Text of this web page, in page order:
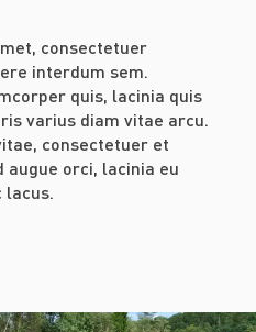
consectetuer
interdum sem.
quis, lacinia quis
varius diam vitae arcu.
consectetuer et
augue orci, lacinia eu
lacus.